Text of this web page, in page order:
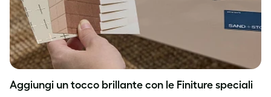
Aggiungi un tocco brillante con le Finiture speciali